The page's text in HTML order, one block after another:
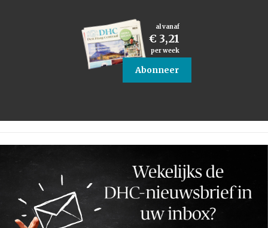
al vanaf
€ 3,21
per week
Abonneer